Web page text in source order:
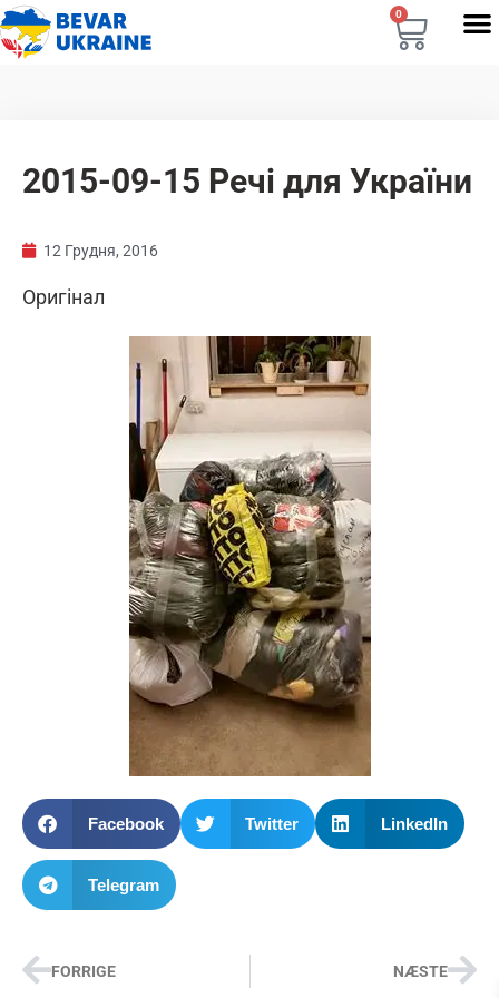
0
2015-09-15 Речі для України
12 Грудня, 2016
Оригінал
Facebook Twitter LinkedIn
Telegram
FORRIGE NÆSTE